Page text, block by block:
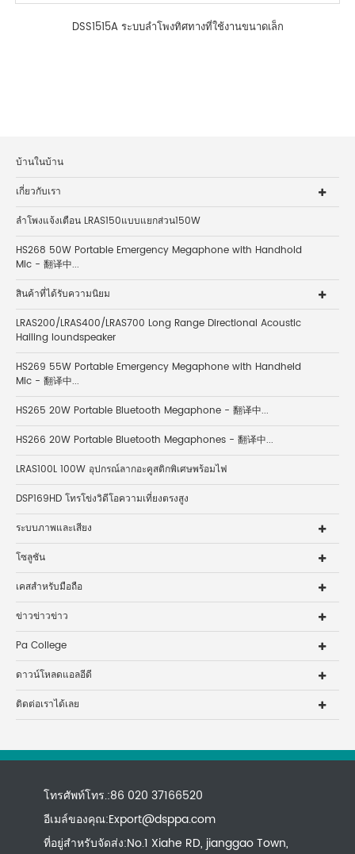
DSS1515A ระบบลำโพงทิศทางที่ใช้งานขนาดเล็ก
บ้านในบ้าน
เกี่ยวกับเรา
ลำโพงแจ้งเตือน LRAS150แบบแยกส่วน150W
HS268 50W Portable Emergency Megaphone with Handhold
Mic - 翻译中...
สินค้าที่ได้รับความนิยม
LRAS200/LRAS400/LRAS700 Long Range Directional Acoustic
Hailing loundspeaker
HS269 55W Portable Emergency Megaphone with Handheld
Mic - 翻译中...
HS265 20W Portable Bluetooth Megaphone - 翻译中...
HS266 20W Portable Bluetooth Megaphones - 翻译中...
LRAS100L 100W อุปกรณ์ลากอะคูสติกพิเศษพร้อมไฟ
DSP169HD โทรโข่งวิดีโอความเที่ยงตรงสูง
ระบบภาพและเสียง
โซลูชัน
เคสสำหรับมือถือ
ข่าวข่าวข่าว
Pa College
ดาวน์โหลดแอลอีดี
ติดต่อเราได้เลย
โทรศัพท์โทร.:86 020 37166520
อีเมล์ของคุณ:Export@dsppa.com
ที่อยู่สำหรับจัดส่ง:No.1 Xiahe RD, jianggao Town,